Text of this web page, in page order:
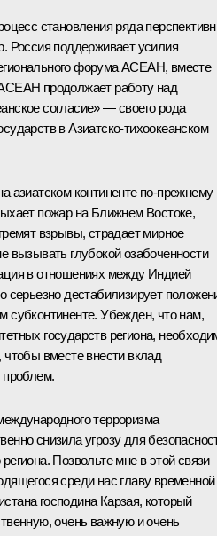
становления ряда
Россия поддерживает усилия
форума АСЕАН, вместе
продолжает работу над
согласие» — своего рода
в Азиатско-тихоокеанском
азиатском континенте по‑прежнему
пожар на Ближнем Востоке,
взрывы, страдает мирное
вызывать глубокой озабоченности
в отношениях между Индией
серьезно дестабилизирует
субконтиненте. Убежден, что нам,
государств региона,
вместе внести вклад
проблем.
терроризма
снизила угрозу для
Позвольте мне в этой связи
среди нас главу временной
господина Карзая, который
очень важную и очень